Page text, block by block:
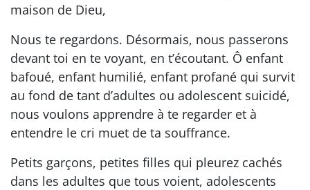
maison de Dieu,
Nous te regardons. Désormais, nous passerons
devant toi en te voyant, en t’écoutant. Ô enfant
bafoué, enfant humilié, enfant profané qui survit
au fond de tant d’adultes ou adolescent suicidé,
nous voulons apprendre à te regarder et à
entendre le cri muet de ta souffrance.
Petits garçons, petites filles qui pleurez cachés
dans les adultes que tous voient, adolescents